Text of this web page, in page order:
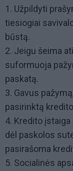
1. Užpildyti
tiesiogiai
būstą.
2. Jeigu šeima
suformuoja
paskatą.
3. Gavus
pasirinktą
4. Kredito
dėl paskolos
pasirašoma
5. Socialinės